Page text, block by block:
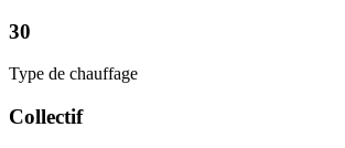
30
Type de chauffage
Collectif